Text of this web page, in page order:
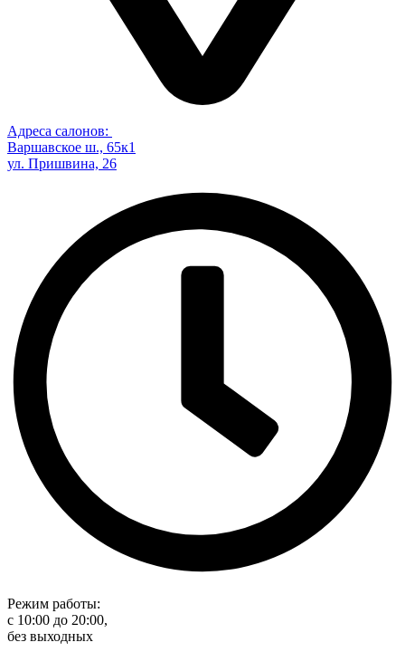
Адреса салонов:
Варшавское ш., 65к1
ул. Пришвина, 26
Режим работы:
с 10:00 до 20:00,
без выходных